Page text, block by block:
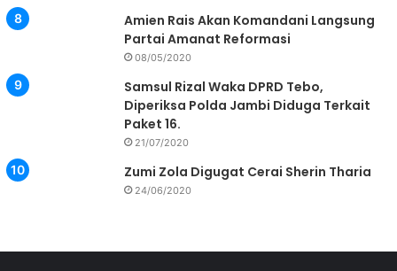
Amien Rais Akan Komandani Langsung
Partai Amanat Reformasi
08/05/2020
Samsul Rizal Waka DPRD Tebo,
Diperiksa Polda Jambi Diduga Terkait
Paket 16.
21/07/2020
Zumi Zola Digugat Cerai Sherin Tharia
24/06/2020